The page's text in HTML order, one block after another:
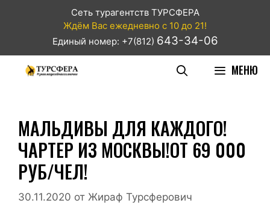
Сеть турагентств ТУРСФЕРА
Ждём Вас ежедневно с 10 до 21!
Единый номер: +7(812) 643-34-06
МЕНЮ
МАЛЬДИВЫ ДЛЯ КАЖДОГО!
ЧАРТЕР ИЗ МОСКВЫ!ОТ 69 000
РУБ/ЧЕЛ!
30.11.2020 от Жираф Турсферович